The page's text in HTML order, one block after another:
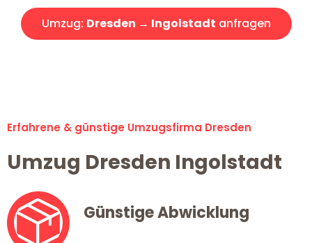
Umzug: Dresden → Ingolstadt anfragen
Erfahrene & günstige Umzugsfirma Dresden
Umzug Dresden Ingolstadt
Günstige Abwicklung